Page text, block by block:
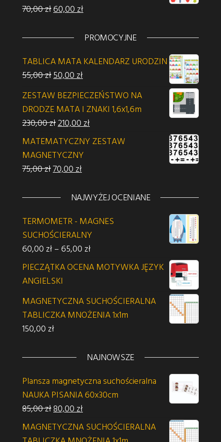
70,00złPierwotna cena wynosiła: 70,00 zł.
60,00 złAktualna cena wynosi: 60,00 zł.
PROMOCYJNE
TABLICA MATA KALENDARZ URODZIN
55,00złPierwotna cena wynosiła: 55,00 zł.
50,00 złAktualna cena wynosi: 50,00 zł.
ZESTAW BEZPIECZEŃSTWO NA
DRODZE MATA I ZNAKI 1,6x1,6m
230,00złPierwotna cena wynosiła: 230,00 zł.
210,00 złAktualna cena wynosi: 210,00 zł.
MATEMATYCZNY ZESTAW
MAGNETYCZNY
75,00złPierwotna cena wynosiła: 75,00 zł.
70,00 złAktualna cena wynosi: 70,00 zł.
NAJWYŻEJ OCENIANE
TERMOMETR - MAGNES
SUCHOŚCIERALNY
60,00 zł–65,00 złZakres cen: od 60,00 zł do 65,00 zł
PIECZĄTKA OCENA MOTYWKA JĘZYK
ANGIELSKI
MAGNETYCZNA SUCHOŚCIERALNA
TABLICZKA MNOŻENIA 1x1m
150,00 zł
NAJNOWSZE
Plansza magnetyczna suchościeralna
NAUKA PISANIA 60x30cm
85,00złPierwotna cena wynosiła: 85,00 zł.
80,00 złAktualna cena wynosi: 80,00 zł.
MAGNETYCZNA SUCHOŚCIERALNA